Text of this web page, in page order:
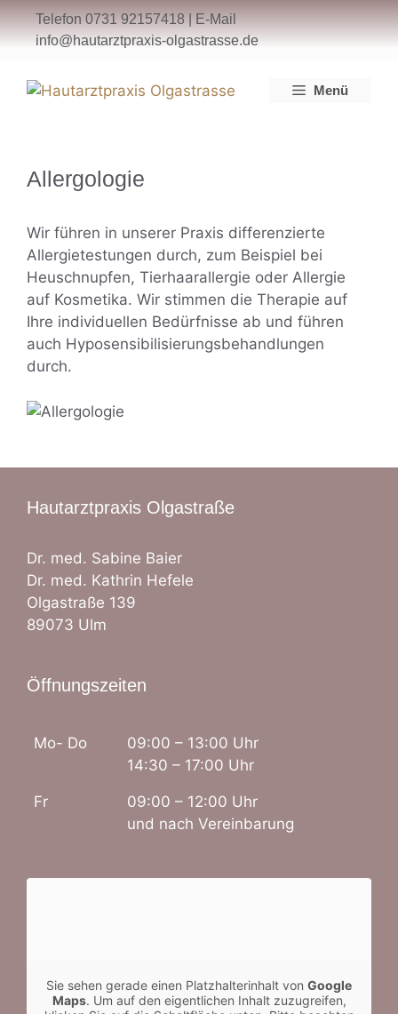
Zum
Inhalt
Telefon 0731 92157418 | E-Mail
info@hautarztpraxis-olgastrasse.de
Menü
Allergologie
Wir führen in unserer Praxis differenzierte
Allergietestungen durch, zum Beispiel bei
Heuschnupfen, Tierhaarallergie oder Allergie
auf Kosmetika. Wir stimmen die Therapie auf
Ihre individuellen Bedürfnisse ab und führen
auch Hyposensibilisierungsbehandlungen
durch.
Hautarztpraxis Olgastraße
Dr. med. Sabine Baier
Dr. med. Kathrin Hefele
Olgastraße 139
89073 Ulm
Öffnungszeiten
Mo- Do
09:00 – 13:00 Uhr
14:30 – 17:00 Uhr
Fr
09:00 – 12:00 Uhr
und nach Vereinbarung
Sie sehen gerade einen Platzhalterinhalt von Google
Maps. Um auf den eigentlichen Inhalt zuzugreifen,